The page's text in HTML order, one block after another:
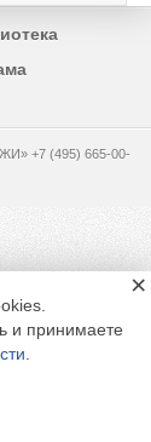
+7 (495) 665-00-
и принимаете
×